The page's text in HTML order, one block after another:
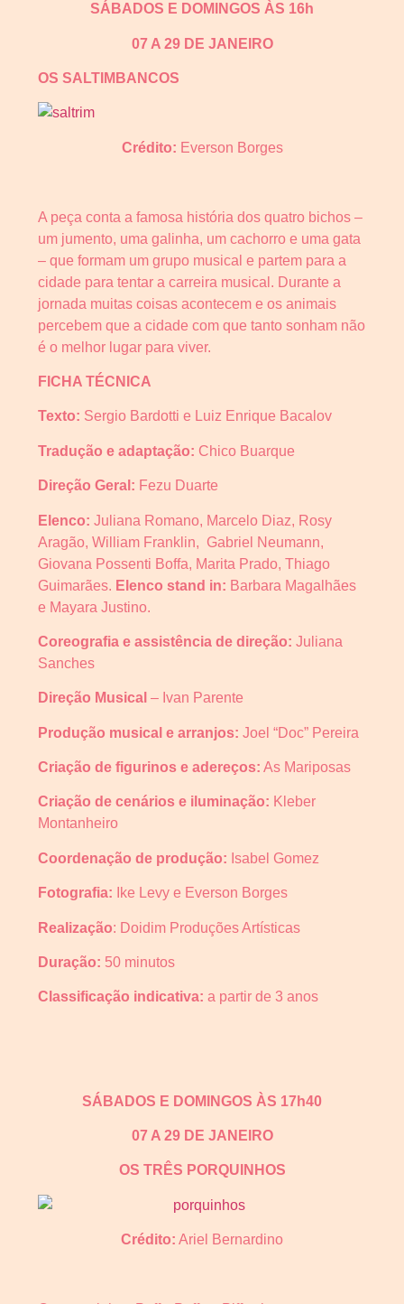
SÁBADOS E DOMINGOS ÀS 16h
07 A 29 DE JANEIRO
OS SALTIMBANCOS
Crédito: Everson Borges
A peça conta a famosa história dos quatro bichos –
um jumento, uma galinha, um cachorro e uma gata
– que formam um grupo musical e partem para a
cidade para tentar a carreira musical. Durante a
jornada muitas coisas acontecem e os animais
percebem que a cidade com que tanto sonham não
é o melhor lugar para viver.
FICHA TÉCNICA
Texto: Sergio Bardotti e Luiz Enrique Bacalov
Tradução e adaptação: Chico Buarque
Direção Geral: Fezu Duarte
Elenco: Juliana Romano, Marcelo Diaz, Rosy
Aragão, William Franklin, Gabriel Neumann,
Giovana Possenti Boffa, Marita Prado, Thiago
Guimarães. Elenco stand in: Barbara Magalhães
e Mayara Justino.
Coreografia e assistência de direção: Juliana
Sanches
Direção Musical – Ivan Parente
Produção musical e arranjos: Joel “Doc” Pereira
Criação de figurinos e adereços: As Mariposas
Criação de cenários e iluminação: Kleber
Montanheiro
Coordenação de produção: Isabel Gomez
Fotografia: Ike Levy e Everson Borges
Realização: Doidim Produções Artísticas
Duração: 50 minutos
Classificação indicativa: a partir de 3 anos
SÁBADOS E DOMINGOS ÀS 17h40
07 A 29 DE JANEIRO
OS TRÊS PORQUINHOS
Crédito: Ariel Bernardino